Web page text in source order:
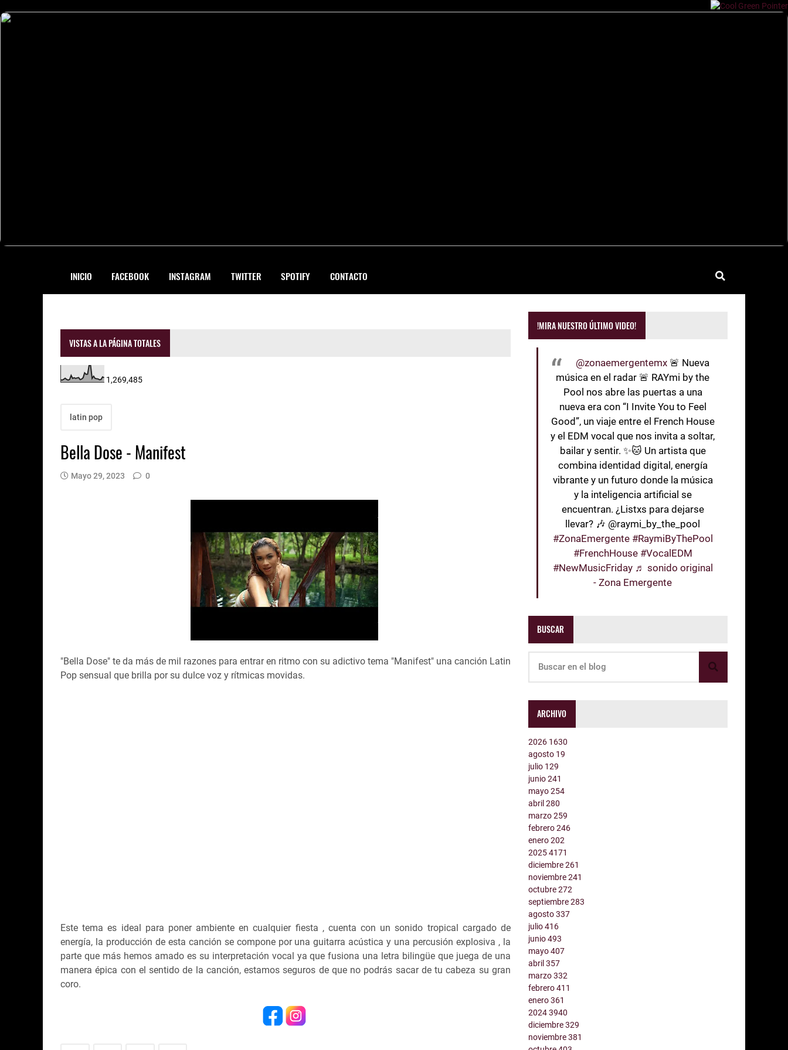
INICIO FACEBOOK INSTAGRAM TWITTER SPOTIFY CONTACTO
VISTAS A LA PÁGINA TOTALES
1,269,485
latin pop
Bella Dose - Manifest
Mayo 29, 2023 0
"Bella Dose" te da más de mil razones para entrar en ritmo con su adictivo tema "Manifest" una canción Latin
Pop sensual que brilla por su dulce voz y rítmicas movidas.
Este tema es ideal para poner ambiente en cualquier fiesta , cuenta con un sonido tropical cargado de
energía, la producción de esta canción se compone por una guitarra acústica y una percusión explosiva , la
parte que más hemos amado es su interpretación vocal ya que fusiona una letra bilingüe que juega de una
manera épica con el sentido de la canción, estamos seguros de que no podrás sacar de tu cabeza su gran
coro.
!MIRA NUESTRO ÚLTIMO VIDEO!
@zonaemergentemx 🚨 Nueva
música en el radar 🚨 RAYmi by the
Pool nos abre las puertas a una
nueva era con “I Invite You to Feel
Good”, un viaje entre el French House
y el EDM vocal que nos invita a soltar,
bailar y sentir. ✨🐱 Un artista que
combina identidad digital, energía
vibrante y un futuro donde la música
y la inteligencia artificial se
encuentran. ¿Listxs para dejarse
llevar? 🎶 @raymi_by_the_pool
#ZonaEmergente #RaymiByThePool
#FrenchHouse #VocalEDM
#NewMusicFriday ♬ sonido original
- Zona Emergente
BUSCAR
ARCHIVO
2026 1630
agosto 19
julio 129
junio241
mayo254
abril280
marzo259
febrero246
enero202
20254171
diciembre261
noviembre241
octubre272
septiembre283
agosto337
julio416
junio493
mayo407
abril357
marzo332
febrero411
enero361
20243940
diciembre329
noviembre381